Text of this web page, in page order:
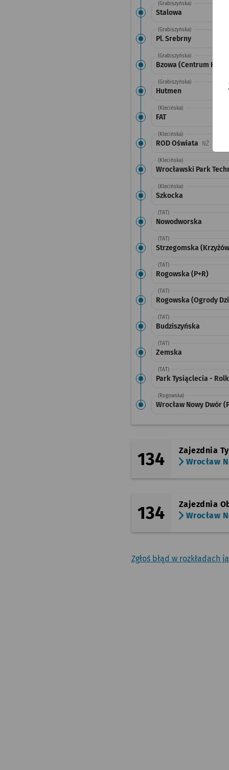
(Grabiszyńska)
Stalowa
(Grabiszyńska)
Pl. Srebrny
(Grabiszyńska)
Bzowa (Centrum
(Grabiszyńska)
Hutmen
(Klecińska)
FAT
(Klecińska)
ROD Oświata NŻ
(Klecińska)
Wrocławski Park
(Klecińska)
Szkocka
(TAT)
Nowodworska
(TAT)
Strzegomska
(TAT)
Rogowska (P+R)
(TAT)
Rogowska (Ogrody
(TAT)
Budziszyńska
(TAT)
Zemska
(TAT)
Park Tysiąclecia -
(Rogowska)
Wrocław Nowy Dwór
134
Zajezdnia
Wrocław
134
Zajezdnia
Wrocław
Zgłoś błąd w rozkładach